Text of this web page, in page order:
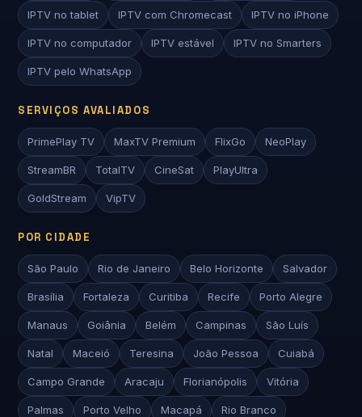
IPTV no tablet IPTV com Chromecast IPTV no iPhone
IPTV no computador IPTV estável IPTV no Smarters
IPTV pelo WhatsApp
SERVIÇOS AVALIADOS
PrimePlay TV MaxTV Premium FlixGo NeoPlay
StreamBR TotalTV CineSat PlayUltra
GoldStream VipTV
POR CIDADE
São Paulo Rio de Janeiro Belo Horizonte Salvador
Brasília Fortaleza Curitiba Recife Porto Alegre
Manaus Goiânia Belém Campinas São Luís
Natal Maceió Teresina João Pessoa Cuiabá
Campo Grande Aracaju Florianópolis Vitória
Palmas Porto Velho Macapá Rio Branco